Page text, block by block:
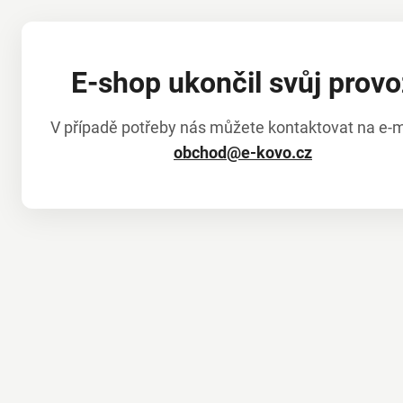
E-shop ukončil svůj
V případě potřeby nás můžete kontaktovat na e-
obchod@e-kovo.cz